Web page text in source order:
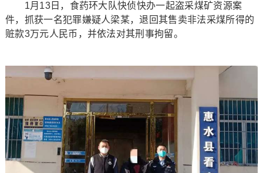
1月13日，食药环大队快侦快办一起盗采煤矿资源案
件，抓获一名犯罪嫌疑人梁某，退回其售卖非法采煤所得的
赃款3万元人民币，并依法对其刑事拘留。